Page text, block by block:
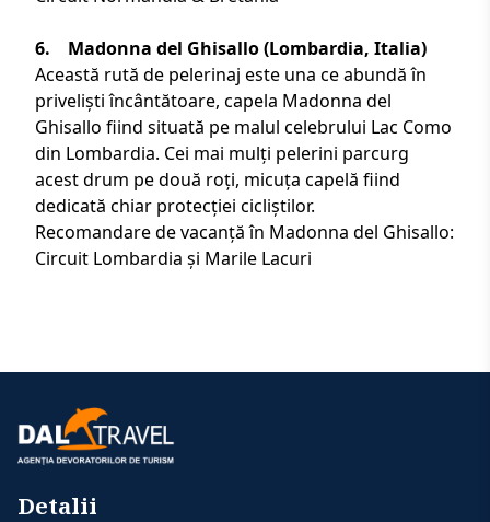
6. Madonna del Ghisallo (Lombardia, Italia)
Această rută de pelerinaj este una ce abundă în
priveliști încântătoare, capela Madonna del
Ghisallo fiind situată pe malul celebrului Lac Como
din Lombardia. Cei mai mulți pelerini parcurg
acest drum pe două roți, micuța capelă fiind
dedicată chiar protecției cicliștilor.
Recomandare de vacanță în Madonna del Ghisallo:
Circuit Lombardia și Marile Lacuri
Detalii